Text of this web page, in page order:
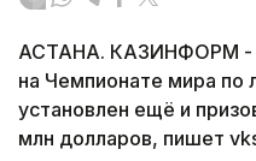
АСТАНА. КАЗИНФОРМ -
на Чемпионате мира по
установлен ещё и
млн долларов, пишет